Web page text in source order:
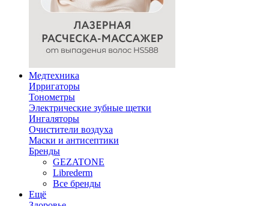
Медтехника
Ирригаторы
Тонометры
Электрические зубные щетки
Ингаляторы
Очистители воздуха
Маски и антисептики
Бренды
GEZATONE
Librederm
Все бренды
Ещё